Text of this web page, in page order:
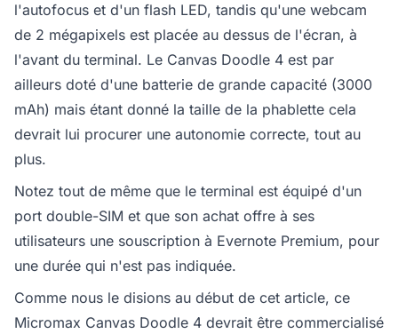
l'autofocus et d'un flash LED, tandis qu'une webcam
de 2 mégapixels est placée au dessus de l'écran, à
l'avant du terminal. Le Canvas Doodle 4 est par
ailleurs doté d'une batterie de grande capacité (3000
mAh) mais étant donné la taille de la phablette cela
devrait lui procurer une autonomie correcte, tout au
plus.
Notez tout de même que le terminal est équipé d'un
port double-SIM et que son achat offre à ses
utilisateurs une souscription à Evernote Premium, pour
une durée qui n'est pas indiquée.
Comme nous le disions au début de cet article, ce
Micromax Canvas Doodle 4 devrait être commercialisé